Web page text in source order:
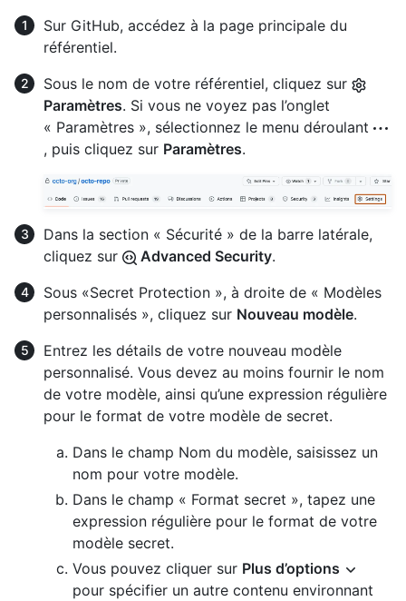
Sur GitHub, accédez à la page principale du
référentiel.
Sous le nom de votre référentiel, cliquez sur
Paramètres. Si vous ne voyez pas l’onglet
« Paramètres », sélectionnez le menu déroulant
, puis cliquez sur Paramètres.
Dans la section « Sécurité » de la barre latérale,
cliquez sur
Advanced Security.
Sous «Secret Protection », à droite de « Modèles
personnalisés », cliquez sur Nouveau modèle.
Entrez les détails de votre nouveau modèle
personnalisé. Vous devez au moins fournir le nom
de votre modèle, ainsi qu’une expression régulière
pour le format de votre modèle de secret.
Dans le champ Nom du modèle, saisissez un
nom pour votre modèle.
Dans le champ « Format secret », tapez une
expression régulière pour le format de votre
modèle secret.
Vous pouvez cliquer sur Plus d’options
pour spécifier un autre contenu environnant